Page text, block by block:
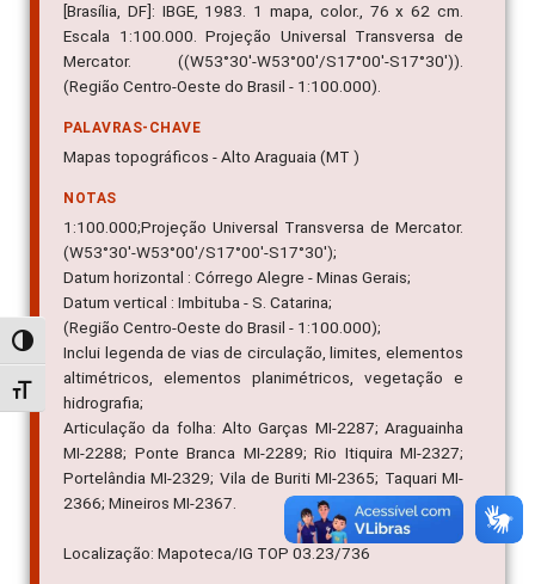
Alternar alto contraste
Alternar tamanho da fonte
[Brasília, DF]: IBGE, 1983. 1 mapa, color., 76 x 62 cm.
Escala 1:100.000. Projeção Universal Transversa de
Mercator. ((W53°30'-W53°00'/S17°00'-S17°30')).
(Região Centro-Oeste do Brasil - 1:100.000).
PALAVRAS-CHAVE
Mapas topográficos - Alto Araguaia (MT )
NOTAS
1:100.000;Projeção Universal Transversa de Mercator.
(W53°30'-W53°00'/S17°00'-S17°30');
Datum horizontal : Córrego Alegre - Minas Gerais;
Datum vertical : Imbituba - S. Catarina;
(Região Centro-Oeste do Brasil - 1:100.000);
Inclui legenda de vias de circulação, limites, elementos
altimétricos, elementos planimétricos, vegetação e
hidrografia;
Articulação da folha: Alto Garças MI-2287; Araguainha
MI-2288; Ponte Branca MI-2289; Rio Itiquira MI-2327;
Portelândia MI-2329; Vila de Buriti MI-2365; Taquari MI-
2366; Mineiros MI-2367.
Localização: Mapoteca/IG TOP 03.23/736